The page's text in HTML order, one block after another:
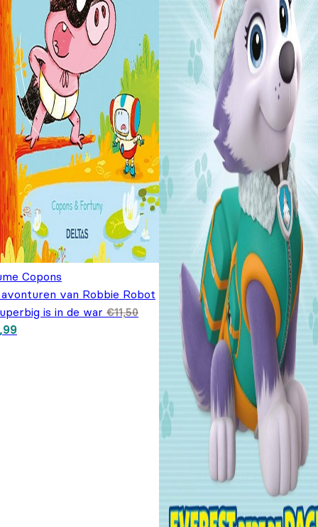
Copons
van Robbie Robot
is in de war €11,50
prijs was: €11,50.
Huidige prijs is: €7,99.